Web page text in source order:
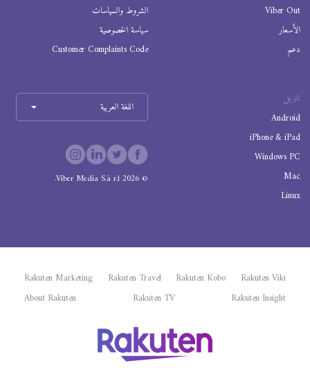
Viber Out
الأسعار
دعم
الشروط والسياسات
سياسة الخصوصية
Customer Complaints Code
تنزيل
Android
iPhone & iPad
Windows PC
Mac
Linux
اللغة العربية
©
2026
Viber Media S.à r.l.
Rakuten Viki
Rakuten Kobo
Rakuten Travel
Rakuten Marketing
Rakuten Insight
Rakuten TV
About Rakuten